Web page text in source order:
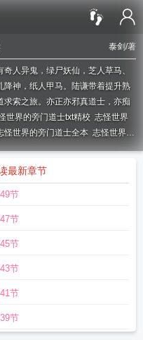
泰剑/著
人异鬼，绿尸妖仙，芝人草马、
神，纸人甲马。陆谦带着提升熟
索之旅。亦正亦邪真道士，亦痴
世界的旁门道士txt精校 志怪世界
怪世界的旁门道士全本 志怪世界的
志怪世界的旁门道士起点志怪世界
志怪世界的旁门道士 顶点
道士女主
旁门道士精校
的旁门道士123读
世界的旁门道士txt免费
怪世界的旁门道士无弹窗
旁门道士好看吗
世界的旁门道士全文免费阅读志怪
最新章节
节
节
节
节
节
节